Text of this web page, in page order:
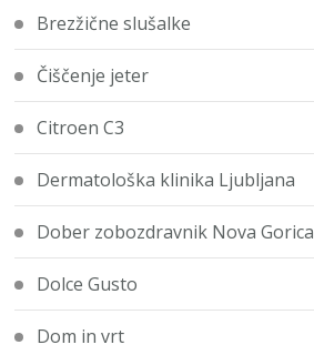
Brezžične slušalke
Čiščenje jeter
Citroen C3
Dermatološka klinika Ljubljana
Dober zobozdravnik Nova Gorica
Dolce Gusto
Dom in vrt